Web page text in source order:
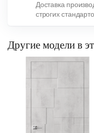
Доставка
строгих
Другие модели в